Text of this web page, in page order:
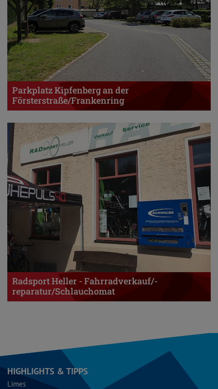
Parkplatz Kipfenberg an der
Försterstraße/Frankenring
Radsport Heller - Fahrradverkauf/-
reparatur/Schlauchomat
HIGHLIGHTS & TIPPS
Limes